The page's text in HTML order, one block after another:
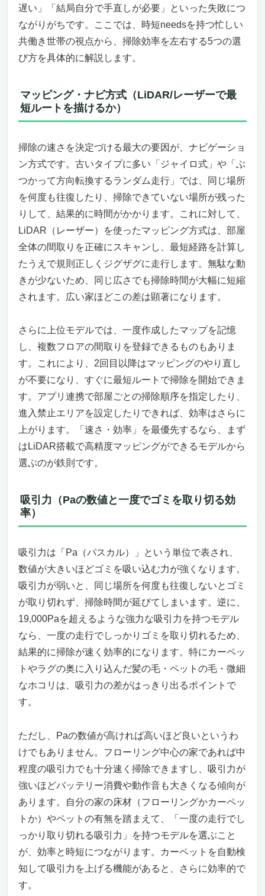
19位 ECOVACS DEEBOT mini｜超小型・薄
型・静音で省スペースに効率清掃
効率よく掃除させるコツ・基礎知識
よくある質問（FAQ）
Q. 広い家でも効率よく掃除してもらえます
か？
か？
Q. ペットがいる家庭にはどのタイプが向いて
いますか？
いですか？
まとめ
遅い」「結局自分で手直しが必要」といった失敗につ
ながりがちです。ここでは、時短needsを持つ忙しい
共働き世帯の視点から、掃除効率を左右する5つの選
び方を具体的に解説します。
マッピング・ナビ方式（LiDAR/レーザーで最
短ルートを描けるか）
掃除の速さを決定づける最大の要因が、ナビゲーショ
ン方式です。古いタイプに多い「ジャイロ式」や「ぶ
つかって方向転換するランダム走行」では、同じ場所
を何度も往復したり、掃除できていない場所が残った
りして、結果的に時間がかかります。これに対して、
LiDAR（レーザー）を使ったマッピング方式は、部屋
全体の間取りを正確にスキャンし、最短経路を計算し
たうえで規則正しくジグザグに走行します。無駄な動
きが少ないため、同じ広さでも掃除時間が大幅に短縮
されます。広い家ほどこの差は顕著になります。
さらに上位モデルでは、一度作成したマップを記憶
し、複数フロアの間取りを登録できるものもありま
す。これにより、2回目以降はマッピングのやり直し
が不要になり、すぐに最短ルートで掃除を開始できま
す。アプリ連携で部屋ごとの掃除順序を指定したり、
進入禁止エリアを設定したりできれば、効率はさらに
上がります。「速さ・効率」を最優先するなら、まず
はLiDAR搭載で高精度マッピングができるモデルから
選ぶのが鉄則です。
吸引力（Paの数値と一度でゴミを取り切る効
率）
吸引力は「Pa（パスカル）」という単位で表され、
数値が大きいほどゴミを吸い込む力が強くなります。
吸引力が弱いと、同じ場所を何度も往復しないとゴミ
が取り切れず、掃除時間が延びてしまいます。逆に、
19,000Paを超えるような強力な吸引力を持つモデル
なら、一度の走行でしっかりゴミを取り切れるため、
結果的に掃除が速く効率的になります。特にカーペッ
トやラグの奥に入り込んだ髪の毛・ペットの毛・微細
なホコリは、吸引力の差がはっきり出るポイントで
す。
ただし、Paの数値が高ければ高いほど良いというわ
けでもありません。フローリング中心の家であれば中
程度の吸引力でも十分速く掃除できますし、吸引力が
強いほどバッテリー消費や動作音も大きくなる傾向が
あります。自分の家の床材（フローリングかカーペッ
トか）やペットの有無を踏まえて、「一度の走行でし
っかり取り切れる吸引力」を持つモデルを選ぶこと
が、効率と時短につながります。カーペットを自動検
知して吸引力を上げる機能があると、さらに効率的で
す。